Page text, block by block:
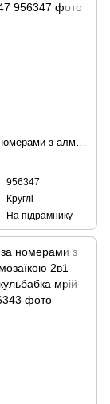
956347
Круглі
На підрамнику